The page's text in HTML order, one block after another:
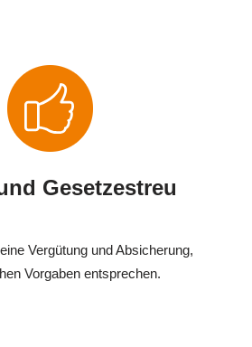
Gesetzestreu
Vergütung und Absicherung,
Vorgaben entsprechen.